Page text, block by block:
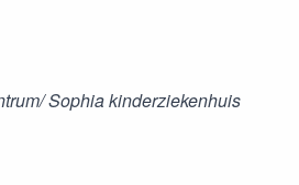
Sophia kinderziekenhuis